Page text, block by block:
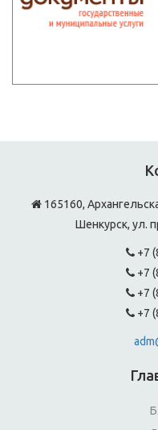
165160,
Шенкурск, ул.
+7
+7
+7
+7